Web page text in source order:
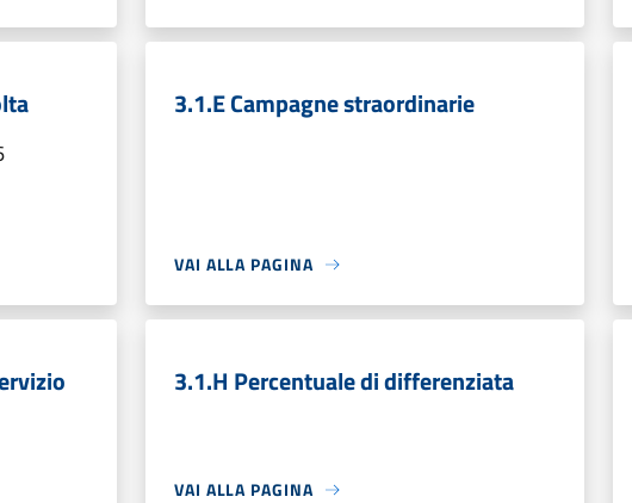
3.1.E Campagne straordinarie
VAI ALLA PAGINA
3.1.H Percentuale di differenziata
VAI ALLA PAGINA